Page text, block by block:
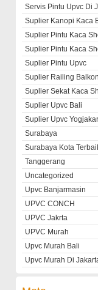
Servis Pintu Upvc Di
Suplier Kanopi Kaca
Suplier Pintu Kaca
Suplier Pintu Kaca
Suplier Pintu Upvc
Suplier Railing Balkon
Suplier Sekat Kaca
Suplier Upvc Bali
Suplier Upvc
Surabaya
Surabaya Kota
Tanggerang
Uncategorized
Upvc Banjarmasin
UPVC CONCH
UPVC Jakrta
UPVC Murah
Upvc Murah Bali
Upvc Murah Di